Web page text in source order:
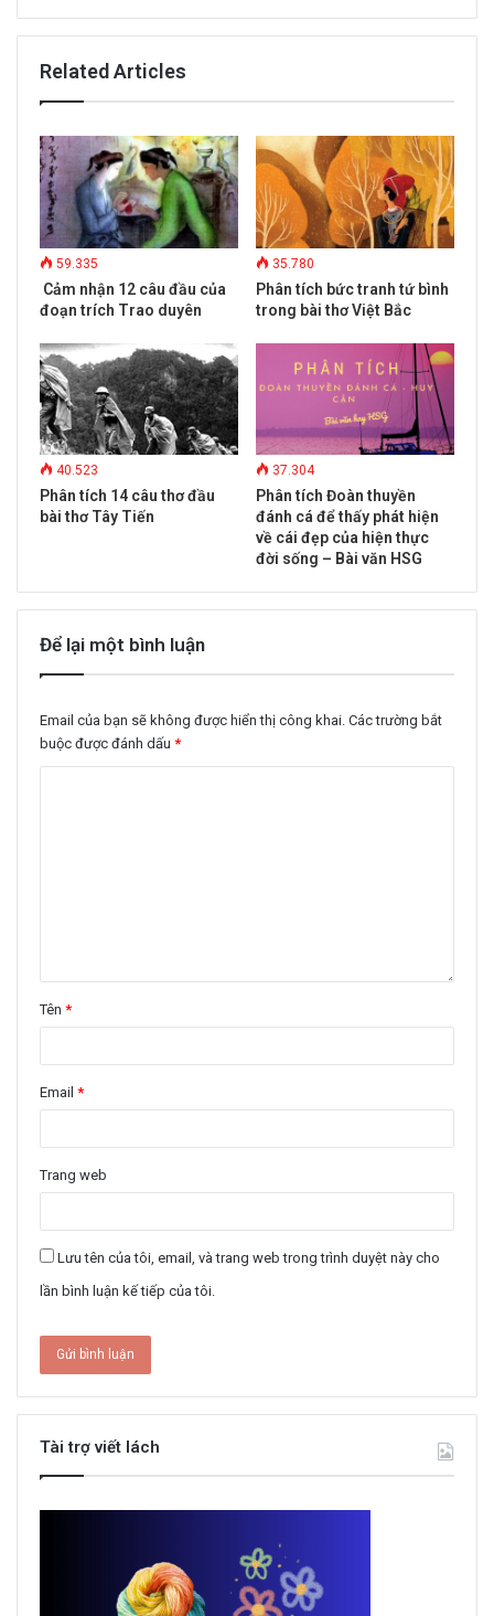
Related Articles
59.335
Cảm nhận 12 câu đầu của
đoạn trích Trao duyên
35.780
Phân tích bức tranh tứ bình
trong bài thơ Việt Bắc
40.523
Phân tích 14 câu thơ đầu
bài thơ Tây Tiến
37.304
Phân tích Đoàn thuyền
đánh cá để thấy phát hiện
về cái đẹp của hiện thực
đời sống – Bài văn HSG
Để lại một bình luận
Email của bạn sẽ không được hiển thị công khai. Các trường bắt
buộc được đánh dấu *
Tên *
Email *
Trang web
Lưu tên của tôi, email, và trang web trong trình duyệt này cho
lần bình luận kế tiếp của tôi.
Tài trợ viết lách